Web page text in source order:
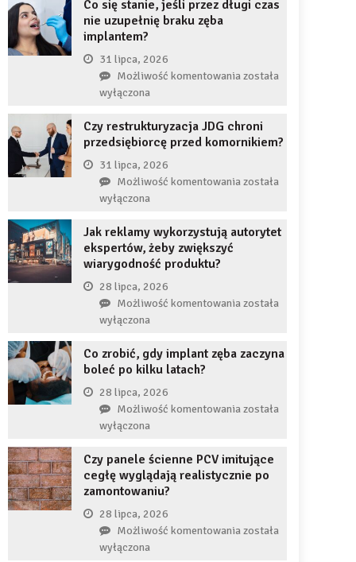
Co się stanie, jeśli przez długi czas
nie uzupełnię braku zęba
implantem?
31 lipca, 2026
Możliwość komentowaniaCo
jeśli
przez
czas
braku
zęba
została
wyłączona
Czy restrukturyzacja JDG chroni
przedsiębiorcę przed komornikiem?
31 lipca, 2026
Możliwość komentowaniaCzy
chroni
została
wyłączona
Jak reklamy wykorzystują autorytet
ekspertów, żeby zwiększyć
wiarygodność produktu?
28 lipca, 2026
Możliwość komentowaniaJak
autorytet
zwiększyć
została
wyłączona
Co zrobić, gdy implant zęba zaczyna
boleć po kilku latach?
28 lipca, 2026
Możliwość komentowaniaCo
implant
zęba
została
wyłączona
Czy panele ścienne PCV imitujące
cegłę wyglądają realistycznie po
zamontowaniu?
28 lipca, 2026
Możliwość komentowaniaCzy
została
wyłączona